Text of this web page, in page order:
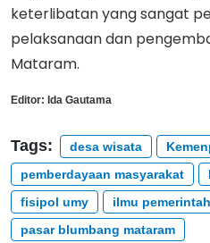
keterlibatan yang sangat
pelaksanaan dan
Mataram.
Editor: Ida Gautama
Tags: desa wisata
pemberdayaan masyarakat
fisipol umy
ilmu
pasar blumbang mataram